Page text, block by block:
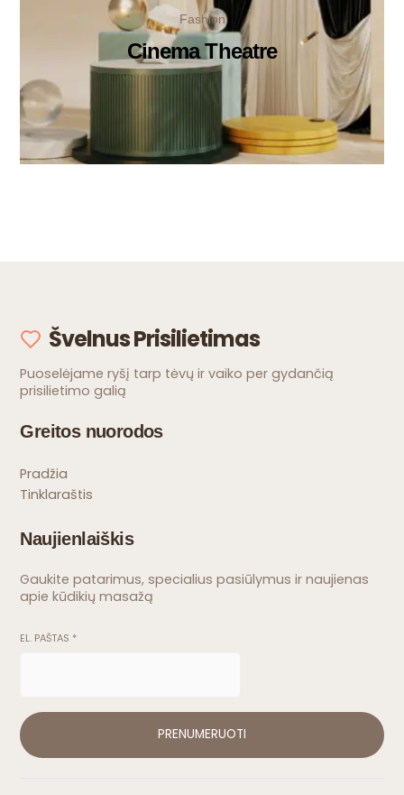
Fashion
Cinema Theatre
Švelnus Prisilietimas
Puoselėjame ryšį tarp tėvų ir vaiko per gydančią
prisilietimo galią
Greitos nuorodos
Pradžia
Tinklaraštis
Naujienlaiškis
Gaukite patarimus, specialius pasiūlymus ir naujienas
apie kūdikių masažą
EL. PAŠTAS *
PRENUMERUOTI